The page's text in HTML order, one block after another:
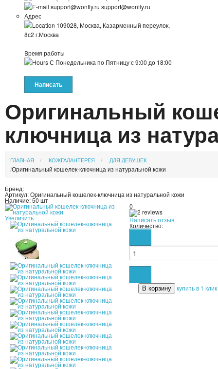
support@wontly.ru support@wontly.ru
Адрес
109028, Москва, Казарменный переулок,
8с2 г.Москва
Время работы
С Понедельника по Пятницус 9:00 до 18:00
Написать
Оригинальный
ключница из
ГЛАВНАЯ КОЖГАЛАНТЕРЕЯ ДЛЯ ДЕВУШЕК
Оригинальный кошелек-ключница из натуральной кожи
Бренд:
Артикул:Оригинальный кошелек-ключница из натуральной кожи
Наличие:50 шт
Увеличить
0
Написать отзыв
Количество:
купить в 1 клик